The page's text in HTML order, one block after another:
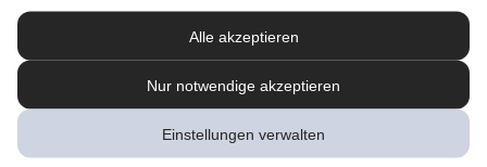
Alle akzeptieren
Nur notwendige akzeptieren
Einstellungen verwalten
Melden Sie sich hier an und sichern Sie
sich Ihren 10% Gutschein* für unsere
Apotheke